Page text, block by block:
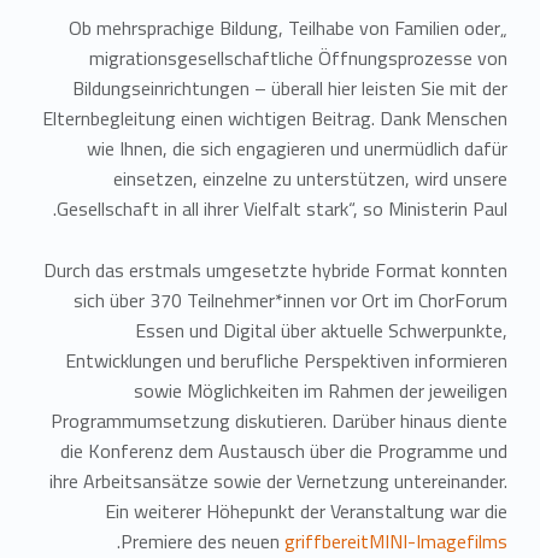
„Ob mehrsprachige Bildung, Teilhabe von Familien oder
migrationsgesellschaftliche Öffnungsprozesse von
Bildungseinrichtungen – überall hier leisten Sie mit der
Elternbegleitung einen wichtigen Beitrag. Dank Menschen
wie Ihnen, die sich engagieren und unermüdlich dafür
einsetzen, einzelne zu unterstützen, wird unsere
Gesellschaft in all ihrer Vielfalt stark“, so Ministerin Paul.
Durch das erstmals umgesetzte hybride Format konnten
sich über 370 Teilnehmer*innen vor Ort im ChorForum
Essen und Digital über aktuelle Schwerpunkte,
Entwicklungen und berufliche Perspektiven informieren
sowie Möglichkeiten im Rahmen der jeweiligen
Programmumsetzung diskutieren. Darüber hinaus diente
die Konferenz dem Austausch über die Programme und
ihre Arbeitsansätze sowie der Vernetzung untereinander.
Ein weiterer Höhepunkt der Veranstaltung war die
Premiere des neuengriffbereitMINI-Imagefilms
.